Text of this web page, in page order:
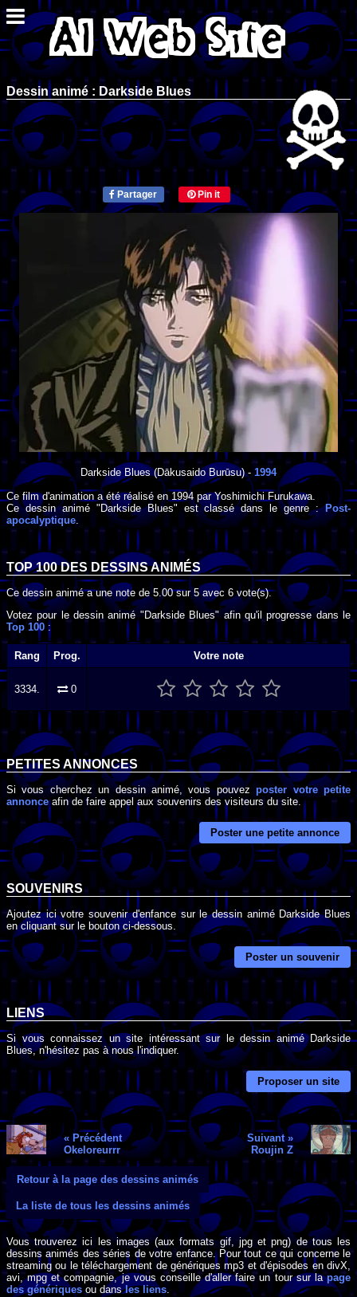
Dessin animé : Darkside Blues
Partager Pin it
Darkside Blues (Dākusaido Burūsu) - 1994
Ce film d'animation a été réalisé en 1994 parYoshimichi Furukawa
Ce dessin animé "Darkside Blues" est classé dans le genre :Post-
apocalyptique
TOP 100 DES DESSINS ANIMÉS
Ce dessin animé a une note de5.00sur5avec 6 vote(s).
Votez pour le dessin animé "Darkside Blues" afin qu'il progresse dans le
Top 100 :
Rang Prog. Votre note
3334. 0
PETITES ANNONCES
Si vous cherchez un dessin animé, vous pouvezposter votre petite
annonceafin de faire appel aux souvenirs des visiteurs du site.
Poster une petite annonce
SOUVENIRS
Ajoutez ici votre souvenir d'enfance sur le dessin animé Darkside Blues
en cliquant sur le bouton ci-dessous.
Poster un souvenir
LIENS
Si vous connaissez un site intéressant sur le dessin animé Darkside
Blues, n'hésitez pas à nous l'indiquer.
Proposer un site
« Précédent
Okeloreurrr
Suivant »
Roujin Z
Retour à la page des dessins animés
La liste de tous les dessins animés
Vous trouverez ici les images (aux formats gif, jpg et png) de tous les
dessins animés des séries de votre enfance. Pour tout ce qui concerne le
streaming ou le téléchargement de génériques mp3 et d'épisodes en divX,
avi, mpg et compagnie, je vous conseille d'aller faire un tour sur lapage
des génériques ou dansles liens.